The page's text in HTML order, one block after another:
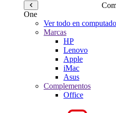
One
Ver todo en
Marcas
HP
Lenovo
Apple
iMac
Asus
Complementos
Office